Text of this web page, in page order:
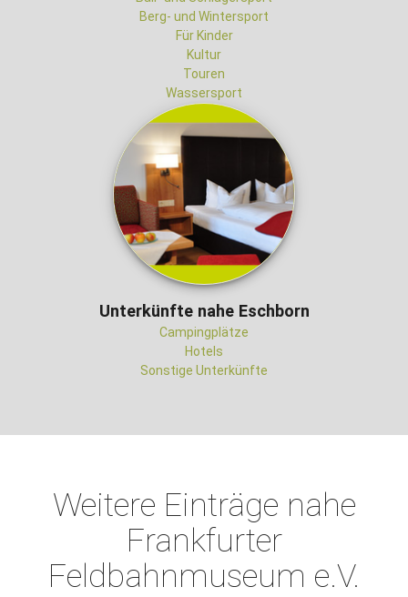
Berg- und Wintersport
Für Kinder
Kultur
Touren
Wassersport
Unterkünfte nahe Eschborn
Campingplätze
Hotels
Sonstige Unterkünfte
Weitere Einträge nahe
Frankfurter
Feldbahnmuseum e.V.